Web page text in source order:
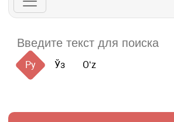
Ру Ўз Oʻz